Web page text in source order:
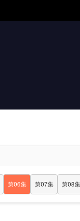
第06集 第07集 第08集